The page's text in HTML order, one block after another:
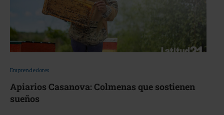
Emprendedores
Apiarios Casanova: Colmenas que sostienen
sueños